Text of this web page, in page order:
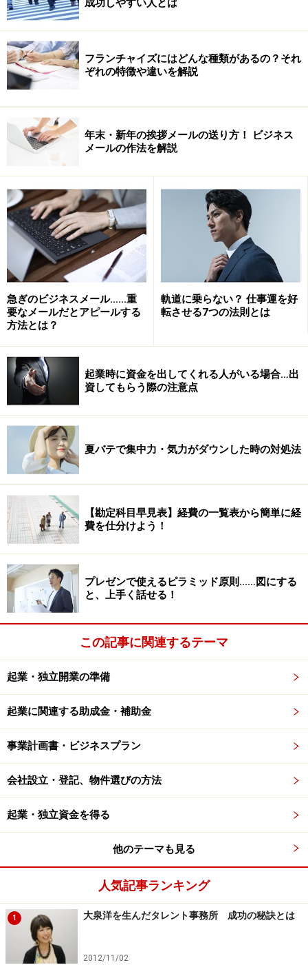
フランチャイズにはどんな種類があるの？それ
ぞれの特徴や違いを解説
年末・新年の挨拶メールの送り方！ ビジネス
メールの作法を解説
急ぎのビジネスメール……重
要なメールだとアピールする
方法とは？
軌道に乗らない？ 仕事運を好
転させる7つの法則とは
起業時に資金を出してくれる人がいる場合…出
資してもらう際の注意点
夏バテで集中力・気力がダウンした時の対処法
【勘定科目早見表】経費の一覧表から簡単に経
費を仕分けよう！
プレゼンで使えるピラミッド原則……図にする
と、上手く話せる！
この記事に関連するテーマ
起業・独立開業の準備
起業に関連する助成金・補助金
事業計画書・ビジネスプラン
会社設立・登記、物件選びの方法
起業・独立資金を得る
他のテーマも見る
人気記事ランキング
1 大泉洋を生んだタレント事務所 成功の秘訣とは
2012/11/02